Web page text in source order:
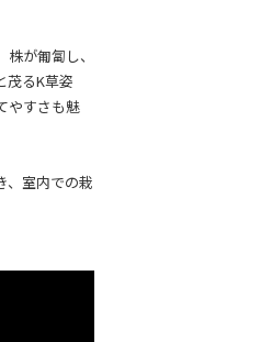
が匍匐し、
茂るK草姿
やすさも魅
、室内での栽